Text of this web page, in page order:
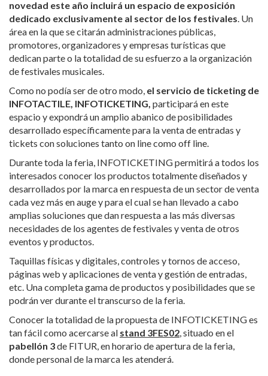
novedad este año incluirá un espacio de exposición
dedicado exclusivamente al sector de los festivales. Un
área en la que se citarán administraciones públicas,
promotores, organizadores y empresas turísticas que
dedican parte o la totalidad de su esfuerzo a la organización
de festivales musicales.
Como no podía ser de otro modo, el servicio de ticketing de
INFOTACTILE, INFOTICKETING, participará en este
espacio y expondrá un amplio abanico de posibilidades
desarrollado específicamente para la venta de entradas y
tickets con soluciones tanto on line como off line.
Durante toda la feria, INFOTICKETING permitirá a todos los
interesados conocer los productos totalmente diseñados y
desarrollados por la marca en respuesta de un sector de venta
cada vez más en auge y para el cual se han llevado a cabo
amplias soluciones que dan respuesta a las más diversas
necesidades de los agentes de festivales y venta de otros
eventos y productos.
Taquillas físicas y digitales, controles y tornos de acceso,
páginas web y aplicaciones de venta y gestión de entradas,
etc. Una completa gama de productos y posibilidades que se
podrán ver durante el transcurso de la feria.
Conocer la totalidad de la propuesta de INFOTICKETING es
tan fácil como acercarse al stand 3FES02, situado en el
pabellón 3de FITUR, en horario de apertura de la feria,
donde personal de la marca les atenderá.